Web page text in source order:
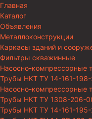
Главная
Каталог
Объявления
Металлоконструкции
Каркасы зданий и
Фильтры скважинные
Насосно-компрессорные
Трубы НКТ ТУ 14-161-
Насосно-компрессорные
Трубы НКТ ТУ 1308-206-
Трубы НКТ ТУ 14-161-195-